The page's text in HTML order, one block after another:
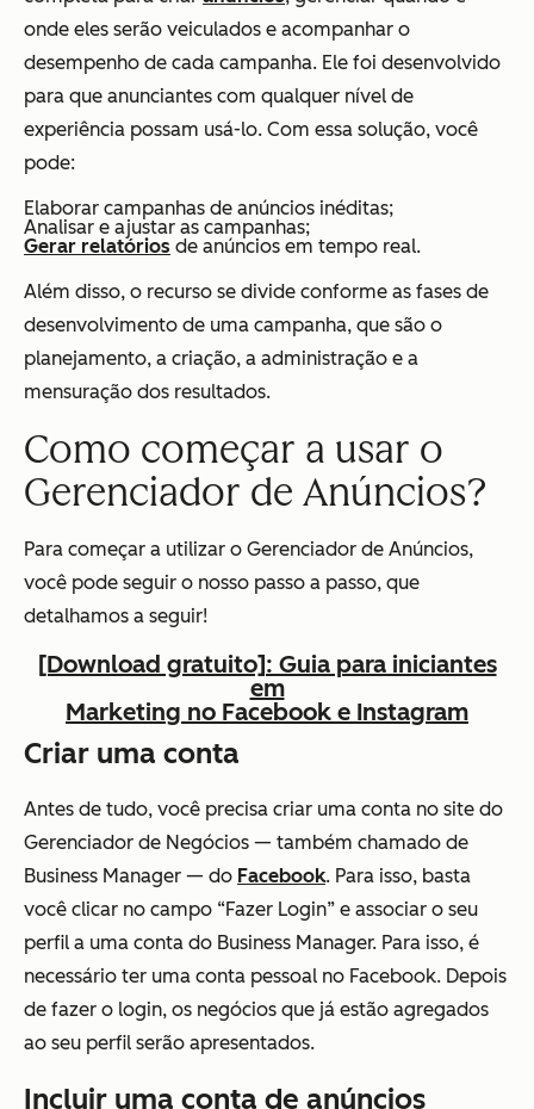
onde eles serão veiculados e acompanhar o
desempenho de cada campanha. Ele foi desenvolvido
para que anunciantes com qualquer nível de
experiência possam usá-lo. Com essa solução, você
pode:
Elaborar campanhas de anúncios inéditas;
Analisar e ajustar as campanhas;
Gerar relatórios de anúncios em tempo real.
Além disso, o recurso se divide conforme as fases de
desenvolvimento de uma campanha, que são o
planejamento, a criação, a administração e a
mensuração dos resultados.
Como começar a usar o
Gerenciador de Anúncios?
Para começar a utilizar o Gerenciador de Anúncios,
você pode seguir o nosso passo a passo, que
detalhamos a seguir!
[Download gratuito]: Guia para iniciantes
em
Marketing no Facebook e Instagram
Criar uma conta
Antes de tudo, você precisa criar uma conta no site do
Gerenciador de Negócios — também chamado de
Business Manager — do Facebook. Para isso, basta
você clicar no campo “Fazer Login” e associar o seu
perfil a uma conta do Business Manager. Para isso, é
necessário ter uma conta pessoal no Facebook. Depois
de fazer o login, os negócios que já estão agregados
ao seu perfil serão apresentados.
Incluir uma conta de anúncios